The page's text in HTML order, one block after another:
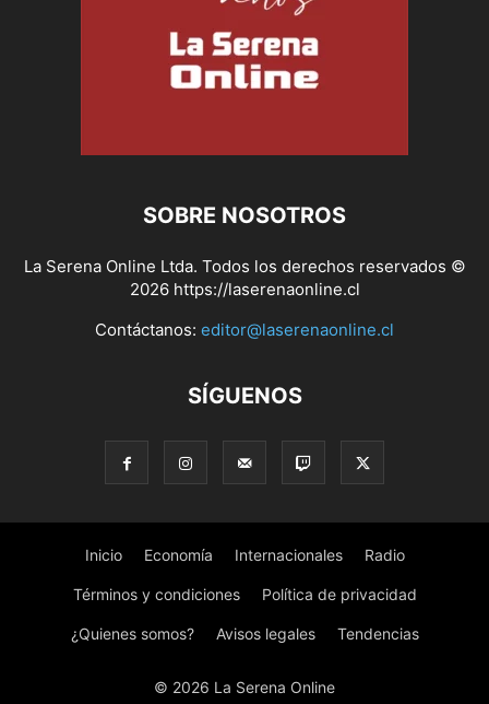
SOBRE NOSOTROS
La Serena Online Ltda. Todos los derechos reservados ©
2026 https://laserenaonline.cl
Contáctanos: editor@laserenaonline.cl
SÍGUENOS
Inicio Economía Internacionales Radio
Términos y condiciones Política de privacidad
¿Quienes somos? Avisos legales Tendencias
© 2026 La Serena Online